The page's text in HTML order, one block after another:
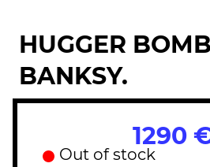
HUGGER
BANKSY.
1290
Out of stock